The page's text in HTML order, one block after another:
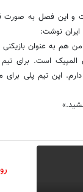
و این فصل به
نوشت:
به عنوان بازیکنی
است. برای تیم
این تیم پلی برای